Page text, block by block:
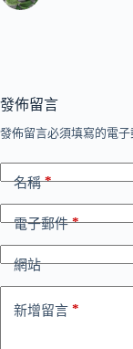
發佈留言
發佈留言必須填寫的電子
名稱*
電子郵件*
網站
新增留言 *